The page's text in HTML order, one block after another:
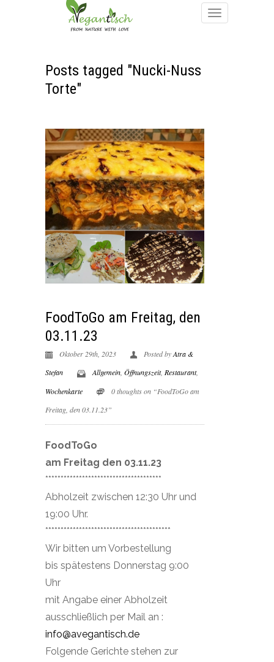
Posts tagged "Nucki-Nuss
Torte"
FoodToGo am Freitag, den
03.11.23
Oktober 29th, 2023 Posted byAtra &
Stefan
Allgemein, Öffnungszeit, Restaurant,
Wochenkarte
0 thoughts on “FoodToGo am
Freitag, den 03.11.23”
FoodToGo
am Freitag den 03.11.23
**************************************
Abholzeit zwischen 12:30 Uhr und
19:00 Uhr.
*****************************************
Wir bitten um Vorbestellung
bis spätestens Donnerstag 9:00
Uhr
mit Angabe einer Abholzeit
ausschließlich per Mail an :
info@avegantisch.de
Folgende Gerichte stehen zur